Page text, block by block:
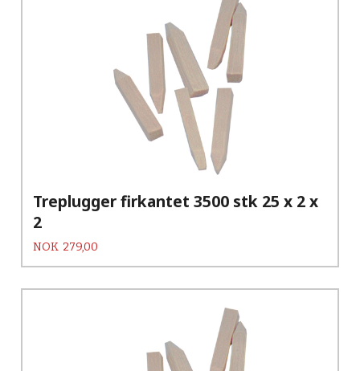
Treplugger firkantet 3500 stk 25 x 2 x
2
Pris
NOK 279,00